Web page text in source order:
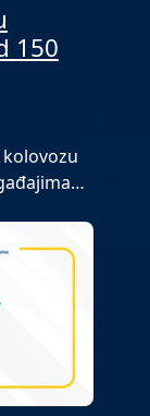
150